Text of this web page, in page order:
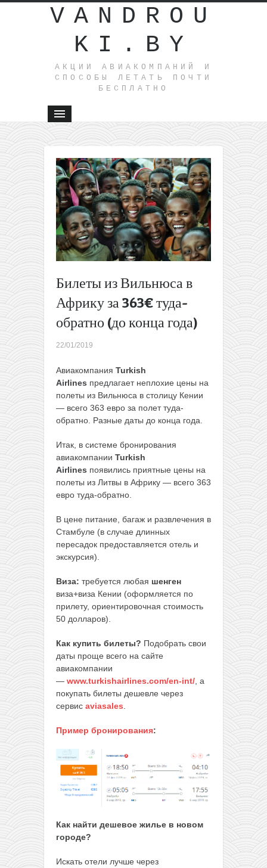
VANDROU
KI.BY
АКЦИИ АВИАКОМПАНИЙ И
СПОСОБЫ ЛЕТАТЬ ПОЧТИ
БЕСПЛАТНО
Билеты из Вильнюса в
Африку за 363€ туда-
обратно (до конца года)
22/01/2019
Авиакомпания Turkish
Airlines предлагает неплохие цены на
полеты из Вильнюса в столицу Кении
— всего 363 евро за полет туда-
обратно. Разные даты до конца года.
Итак, в системе бронирования
авиакомпании Turkish
Airlines появились приятные цены на
полеты из Литвы в Африку — всего 363
евро туда-обратно.
В цене питание, багаж и развлечения в
Стамбуле (в случае длинных
пересадок предоставляется отель и
экскурсия).
Виза: требуется любая шенген
виза+виза Кении (оформляется по
прилету, ориентировочная стоимость
50 долларов).
Как купить билеты? Подобрать свои
даты проще всего на сайте
авиакомпании
— www.turkishairlines.com/en-int/, а
покупать билеты дешевле через
сервис aviasales.
Пример бронирования:
Как найти дешевое жилье в новом
городе?
Искать отели лучше через
Пакетный
тур в
Египет из
Киева на
неделю
всего за
человека!
Завтраки
и ужины
в цене
в Фару
в цене!